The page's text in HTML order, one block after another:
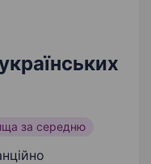
за середню